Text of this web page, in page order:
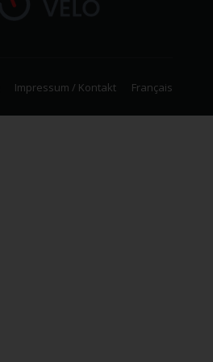
Impressum / Kontakt Français